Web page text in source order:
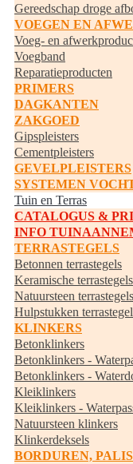
Gereedschap droge
VOEGEN EN
Voeg- en
Voegband
Reparatieproducten
PRIMERS
DAGKANTEN
ZAKGOED
Gipspleisters
Cementpleisters
GEVELPLEISTERS
SYSTEMEN
Tuin en Terras
CATALOGUS &
INFO
TERRASTEGELS
Betonnen terrastegels
Keramische terrastegels
Natuursteen terrastegels
Hulpstukken
KLINKERS
Betonklinkers
Betonklinkers -
Betonklinkers -
Kleiklinkers
Kleiklinkers -
Natuursteen klinkers
Klinkerdeksels
BORDUREN,